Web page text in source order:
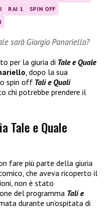
RAI 1
SPIN OFF
sarà Giorgio Panariello?
per la giuria di Tale e Quale
, dopo la sua
spin off Tali e Quali
chi potrebbe prendere il
Tale e Quale
fare più parte della giuria
che aveva ricoperto il
non è stato
del programma Tali e
durante un’ospitata di